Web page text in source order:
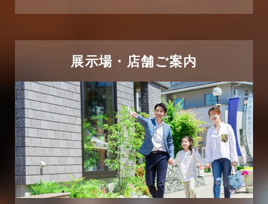
三郷中央駅店-ブログ
三郷市
三郷駅前店-ブログ
不動産の基礎知識に関するよくある質問
介護施設経営活用事例
2025年3月
2025年2月
2025年1月
2024年12月
展示場・店舗ご案内